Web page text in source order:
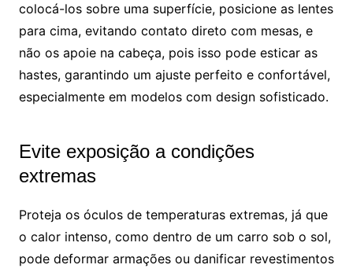
colocá-los sobre uma superfície, posicione as lentes
para cima, evitando contato direto com mesas, e
não os apoie na cabeça, pois isso pode esticar as
hastes, garantindo um ajuste perfeito e confortável,
especialmente em modelos com design sofisticado.
Evite exposição a condições
extremas
Proteja os óculos de temperaturas extremas, já que
o calor intenso, como dentro de um carro sob o sol,
pode deformar armações ou danificar revestimentos